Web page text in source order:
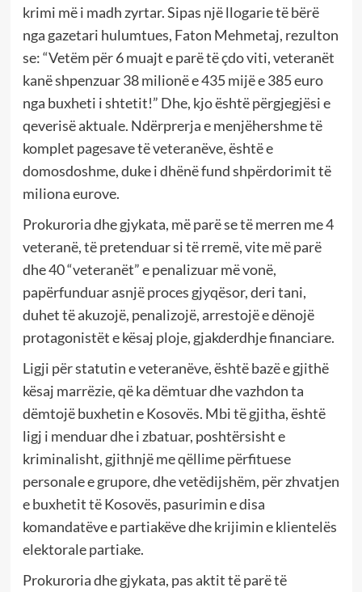
krimi më i madh zyrtar. Sipas një llogarie të bërë
nga gazetari hulumtues, Faton Mehmetaj, rezulton
se: “Vetëm për 6 muajt e parë të çdo viti, veteranët
kanë shpenzuar 38 milionë e 435 mijë e 385 euro
nga buxheti i shtetit!” Dhe, kjo është përgjegjësi e
qeverisë aktuale. Ndërprerja e menjëhershme të
komplet pagesave të veteranëve, është e
domosdoshme, duke i dhënë fund shpërdorimit të
miliona eurove.
Prokuroria dhe gjykata, më parë se të merren me 4
veteranë, të pretenduar si të rremë, vite më parë
dhe 40 “veteranët” e penalizuar më vonë,
papërfunduar asnjë proces gjyqësor, deri tani,
duhet të akuzojë, penalizojë, arrestojë e dënojë
protagonistët e kësaj ploje, gjakderdhje financiare.
Ligji për statutin e veteranëve, është bazë e gjithë
kësaj marrëzie, që ka dëmtuar dhe vazhdon ta
dëmtojë buxhetin e Kosovës. Mbi të gjitha, është
ligj i menduar dhe i zbatuar, poshtërsisht e
kriminalisht, gjithnjë me qëllime përfituese
personale e grupore, dhe vetëdijshëm, për zhvatjen
e buxhetit të Kosovës, pasurimin e disa
komandatëve e partiakëve dhe krijimin e klientelës
elektorale partiake.
Prokuroria dhe gjykata, pas aktit të parë të